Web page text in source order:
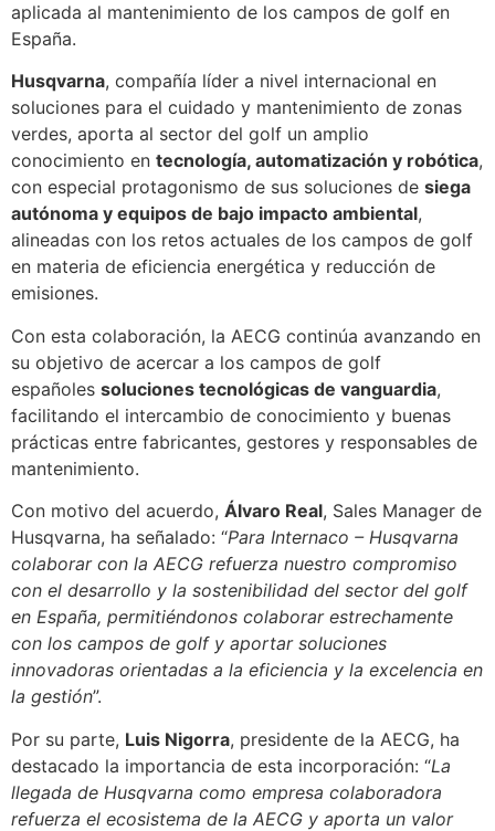
aplicada al mantenimiento de los campos de golf en
España.
Husqvarna, compañía líder a nivel internacional en
soluciones para el cuidado y mantenimiento de zonas
verdes, aporta al sector del golf un amplio
conocimiento en tecnología, automatización y robótica,
con especial protagonismo de sus soluciones de siega
autónoma y equipos de bajo impacto ambiental,
alineadas con los retos actuales de los campos de golf
en materia de eficiencia energética y reducción de
emisiones.
Con esta colaboración, la AECG continúa avanzando en
su objetivo de acercar a los campos de golf
españoles soluciones tecnológicas de vanguardia,
facilitando el intercambio de conocimiento y buenas
prácticas entre fabricantes, gestores y responsables de
mantenimiento.
Con motivo del acuerdo, Álvaro Real, Sales Manager de
Husqvarna, ha señalado: “Para Internaco – Husqvarna
colaborarcon la AECG refuerza nuestro compromiso
con el desarrollo y la sostenibilidad del sector del golf
en España, permitiéndonos colaborar estrechamente
con los campos de golf y aportar soluciones
innovadoras orientadas a la eficiencia y la excelencia en
la gestión”.
Por su parte, Luis Nigorra, presidente de la AECG, ha
destacado la importancia de esta incorporación: “La
llegada de Husqvarna como empresa colaboradora
refuerza el ecosistema de la AECG y aporta un valor